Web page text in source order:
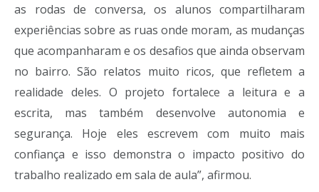
as rodas de conversa, os alunos compartilharam
experiências sobre as ruas onde moram, as mudanças
que acompanharam e os desafios que ainda observam
no bairro. São relatos muito ricos, que refletem a
realidade deles. O projeto fortalece a leitura e a
escrita, mas também desenvolve autonomia e
segurança. Hoje eles escrevem com muito mais
confiança e isso demonstra o impacto positivo do
trabalho realizado em sala de aula”, afirmou.